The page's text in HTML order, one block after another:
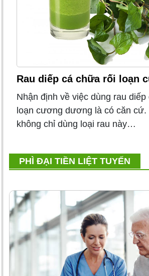
Rau diếp cá chữa rối loạn
Nhận định về việc dùng rau diếp
loạn cương dương là có căn cứ.
không chỉ dùng loại rau này…
PHÌ ĐẠI TIỀN LIỆT TUYẾN